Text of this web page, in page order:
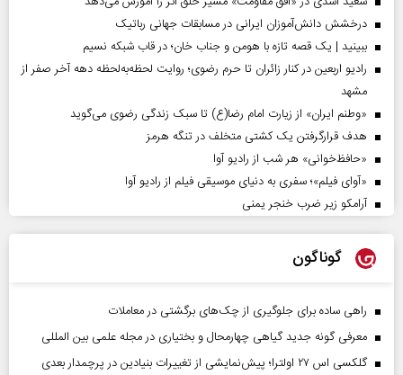
درخشش دانش‌آموزان ایرانی در مسابقات جهانی رباتیک
ببینید | یک قصه تازه با هومن و جناب‌ خان؛ در قاب شبکه نسیم
رادیو اربعین در کنار زائران تا حرم رضوی؛ روایت لحظه‌به‌لحظه دهه آخر صفر از
مشهد
«وطنم ایران» از زیارت امام رضا(ع) تا سبک زندگی رضوی می‌گوید
هدف قرارگرفتن یک کشتی متخلف در تنگه هرمز
«حافظ‌خوانی» هر شب از رادیو آوا
«آوای فیلم»؛ سفری به دنیای موسیقی فیلم از رادیو آوا
آرامکو زیر ضرب خنجر یمنی
گوناگون
راهی ساده برای جلوگیری از چک‌های برگشتی در معاملات
معرفی گونه جدید گیاهی چهارمحال و بختیاری در مجله علمی بین المللی
گلکسی اس ۲۷ اولترا؛ پیش‌نمایشی از تغییرات بنیادین در پرچمدار بعدی